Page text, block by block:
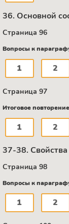
36. Основной
Страница 96
Вопросы к
1 2
Страница 97
Итоговое повторение
1 2
37-38.
Страница 98
Вопросы к
1 2